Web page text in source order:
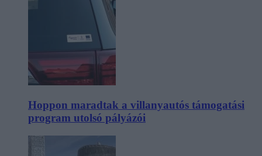
Hoppon maradtak a villanyautós támogatási
program utolsó pályázói